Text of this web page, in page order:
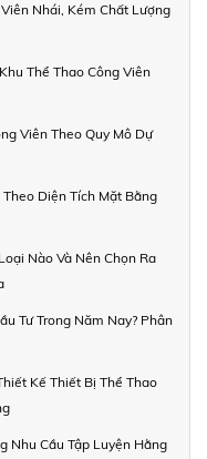
Nhái, Kém Chất Lượng
Thể Thao Công Viên
Viên Theo Quy Mô Dự
Diện Tích Mặt Bằng
Nào Và Nên Chọn Ra
Tư Trong Năm Nay? Phân
Kế Thiết Bị Thể Thao
Nhu Cầu Tập Luyện Hằng